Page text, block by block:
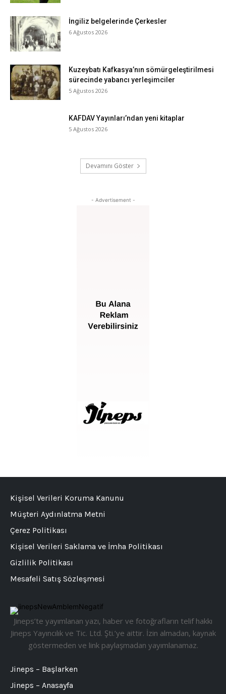
İngiliz belgelerinde Çerkesler
6 Ağustos 2026
Kuzeybatı Kafkasya’nın sömürgeleştirilmesi
sürecinde yabancı yerleşimciler
5 Ağustos 2026
KAFDAV Yayınları’ndan yeni kitaplar
5 Ağustos 2026
Devamını Göster
- Advertisement -
Jineps’te yayımlanan yazı, haber ve fotoğrafların telif hakkı
Jineps Yayıncılık ve Tic. Ltd. Şti.’ye aittir. İzin almadan, kaynak
göstermeden ve link paylaşmadan yayımlanamaz.
Jineps – Başlarken
Jineps – Anasayfa
Kişisel Verileri Koruma Kanunu
Müşteri Aydınlatma Metni
Çerez Politikası
Kişisel Verileri Saklama ve İmha Politikası
Gizlilik Politikası
Mesafeli Satış Sözleşmesi